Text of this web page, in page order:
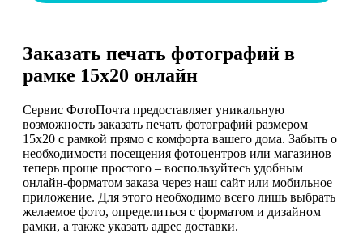
Заказать печать фотографий в
рамке 15х20 онлайн
Сервис ФотоПочта предоставляет уникальную
возможность заказать печать фотографий размером
15х20 с рамкой прямо с комфорта вашего дома. Забыть о
необходимости посещения фотоцентров или магазинов
теперь проще простого – воспользуйтесь удобным
онлайн-форматом заказа через наш сайт или мобильное
приложение. Для этого необходимо всего лишь выбрать
желаемое фото, определиться с форматом и дизайном
рамки, а также указать адрес доставки.